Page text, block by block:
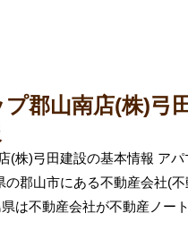
郡山南店(株)弓
(株)弓田建設の基本情報 ア
の郡山市にある不動産会社(
は不動産会社が不動産ノー